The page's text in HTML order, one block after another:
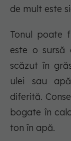
de mult este
Tonul poate
este o sursă
scăzut în
ulei sau
diferită.
bogate în
ton în apă.